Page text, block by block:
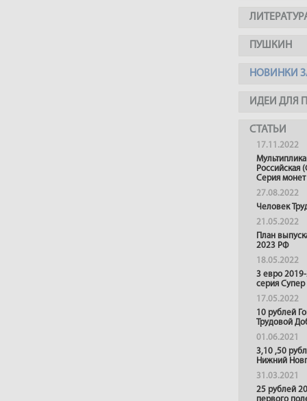
ПУШКИН
НОВИНКИ
ИДЕИ ДЛЯ
СТАТЬИ
17.11.2022
Российская
Серия монет
27.08.2022
Человек
21.05.2022
План
2023 РФ
18.05.2022
3 евро
серия
17.05.2022
10 рублей
Трудовой
01.06.2021
3,10 ,50
Нижний
31.03.2021
25 рублей